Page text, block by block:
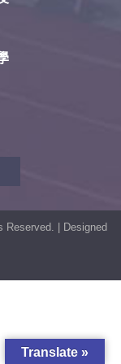
Reserved. | Designed
Translate »